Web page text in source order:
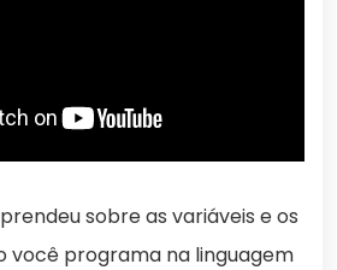
sobre as variáveis e os
você programa na linguagem